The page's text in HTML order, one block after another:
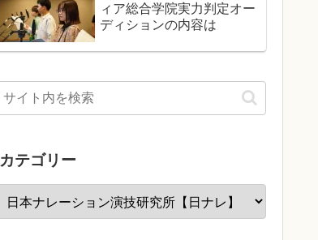
ィア総合学院実力判定オー
ディションの内容は
カテゴリー